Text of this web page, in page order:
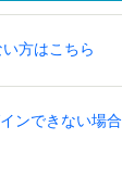
方はこちら
ンできない場合